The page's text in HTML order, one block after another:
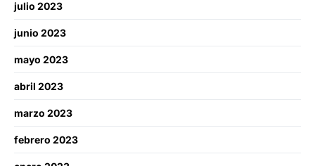
julio 2023
junio 2023
mayo 2023
abril 2023
marzo 2023
febrero 2023